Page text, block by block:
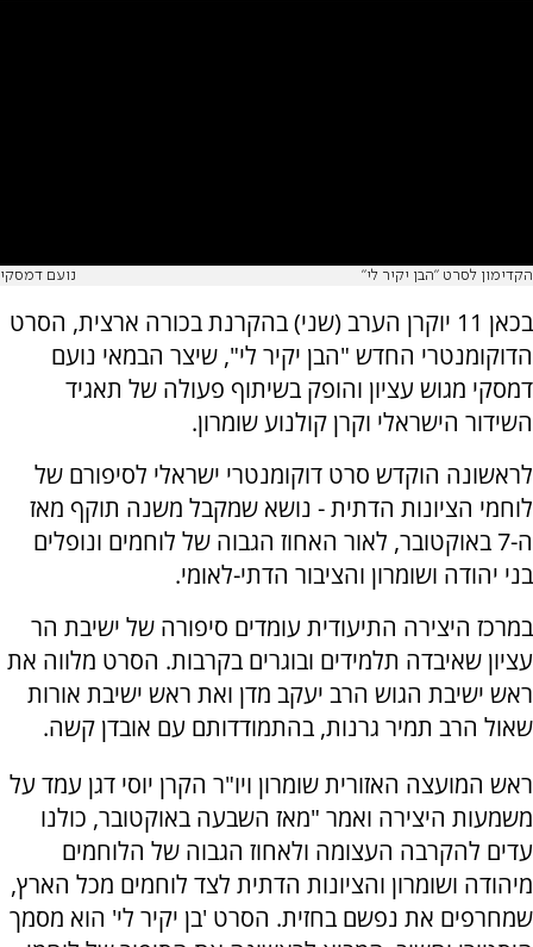
הקדימון לסרט "הבן יקיר לי" נועם דמסקי
בכאן 11 יוקרן הערב (שני) בהקרנת בכורה ארצית, הסרט
הדוקומנטרי החדש "הבן יקיר לי", שיצר הבמאי נועם
דמסקי מגוש עציון והופק בשיתוף פעולה של תאגיד
השידור הישראלי וקרן קולנוע שומרון.
לראשונה הוקדש סרט דוקומנטרי ישראלי לסיפורם של
לוחמי הציונות הדתית - נושא שמקבל משנה תוקף מאז
ה-7 באוקטובר, לאור האחוז הגבוה של לוחמים ונופלים
בני יהודה ושומרון והציבור הדתי-לאומי.
במרכז היצירה התיעודית עומדים סיפורה של ישיבת הר
עציון שאיבדה תלמידים ובוגרים בקרבות. הסרט מלווה את
ראש ישיבת הגוש הרב יעקב מדן ואת ראש ישיבת אורות
שאול הרב תמיר גרנות, בהתמודדותם עם אובדן קשה.
ראש המועצה האזורית שומרון ויו"ר הקרן יוסי דגן עמד על
משמעות היצירה ואמר "מאז השבעה באוקטובר, כולנו
עדים להקרבה העצומה ולאחוז הגבוה של הלוחמים
מיהודה ושומרון והציונות הדתית לצד לוחמים מכל הארץ,
שמחרפים את נפשם בחזית. הסרט 'בן יקיר לי' הוא מסמך